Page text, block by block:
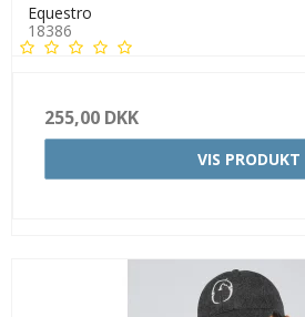
Equestro
18386
255,00 DKK
VIS PRODUKT